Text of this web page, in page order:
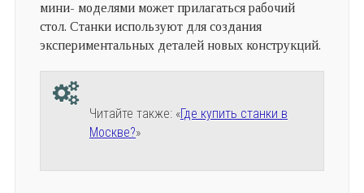
мини- моделями может прилагаться рабочий
стол. Станки используют для создания
экспериментальных деталей новых конструкций.
Читайте также: «Где купить станки в
Москве?»